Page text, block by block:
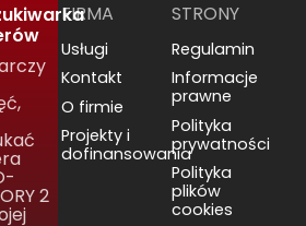
FIRMA
Usługi
Kontakt
O firmie
Projekty i
dofinansowania
STRONY
Regulamin
Informacje
prawne
Polityka
prywatności
Polityka
plików
cookies
2